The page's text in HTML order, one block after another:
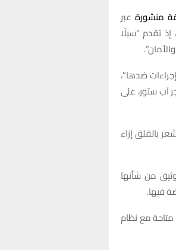
منشورة عبر
إذ تقدم“سبلًا
والأمان”.
إجراءاتضدها”،
آبستور، على
بالقلقإزاء
من شأنها
فيها.
متاحةمعنظام